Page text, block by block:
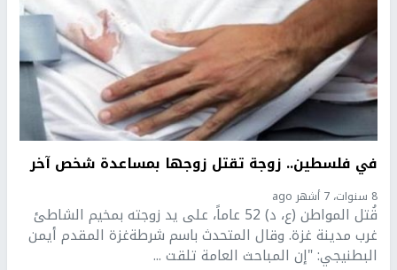
في فلسطين.. زوجة تقتل زوجها بمساعدة شخص آخر
8 سنوات، 7 أشهر ago
قُتل المواطن (ع، د) 52 عاماً، على يد زوجته بمخيم الشاطئ
غرب مدينة غزة. وقال المتحدث باسم شرطةغزة المقدم أيمن
البطنيجي: "إن المباحث العامة تلقت ...